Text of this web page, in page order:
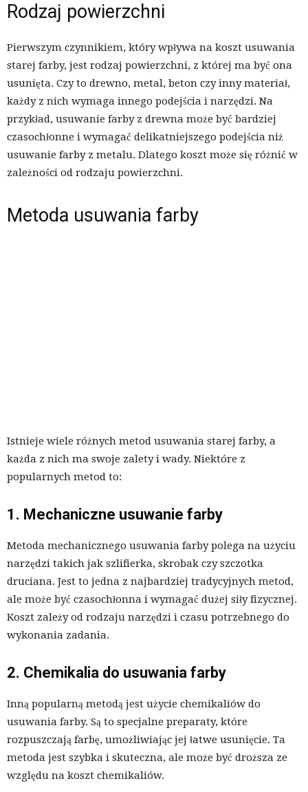
Rodzaj powierzchni
Pierwszym czynnikiem, który wpływa na koszt usuwania
starej farby, jest rodzaj powierzchni, z której ma być ona
usunięta. Czy to drewno, metal, beton czy inny materiał,
każdy z nich wymaga innego podejścia i narzędzi. Na
przykład, usuwanie farby z drewna może być bardziej
czasochłonne i wymagać delikatniejszego podejścia niż
usuwanie farby z metalu. Dlatego koszt może się różnić w
zależności od rodzaju powierzchni.
Metoda usuwania farby
Istnieje wiele różnych metod usuwania starej farby, a
każda z nich ma swoje zalety i wady. Niektóre z
popularnych metod to:
1. Mechaniczne usuwanie farby
Metoda mechanicznego usuwania farby polega na użyciu
narzędzi takich jak szlifierka, skrobak czy szczotka
druciana. Jest to jedna z najbardziej tradycyjnych metod,
ale może być czasochłonna i wymagać dużej siły fizycznej.
Koszt zależy od rodzaju narzędzi i czasu potrzebnego do
wykonania zadania.
2. Chemikalia do usuwania farby
Inną popularną metodą jest użycie chemikaliów do
usuwania farby. Są to specjalne preparaty, które
rozpuszczają farbę, umożliwiając jej łatwe usunięcie. Ta
metoda jest szybka i skuteczna, ale może być droższa ze
względu na koszt chemikaliów.